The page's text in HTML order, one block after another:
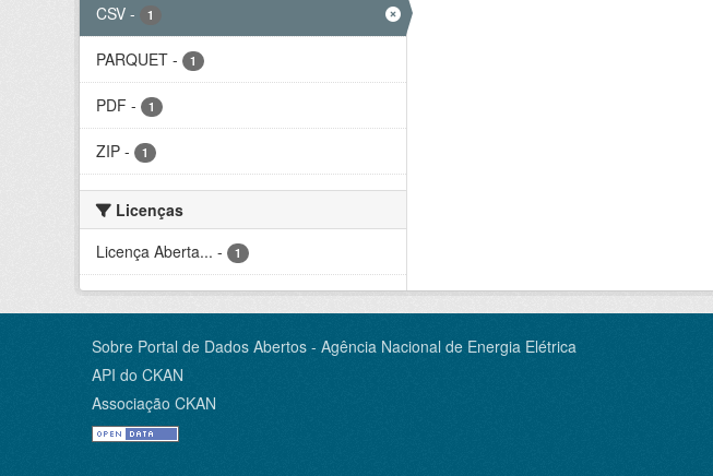
CSV - 1
PARQUET - 1
PDF - 1
ZIP - 1
Licenças
Licença Aberta... - 1
Sobre Portal de Dados Abertos - Agência Nacional de Energia Elétrica
API do CKAN
Associação CKAN